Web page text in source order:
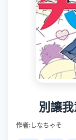
別讓
作者: しなちゃそ